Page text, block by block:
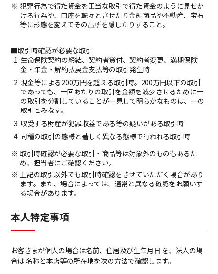
犯罪行為で得た資金を正当な取引で得た資金のように見せか
ける行為や、口座を転々とさせたり金融商品や不動産、宝石
等に形態を変えてその出所を隠したりすること。
■取引時確認が必要な取引
生命保険契約の締結、契約者貸付、契約者変更、満期保険
金・年金・解約払戻金支払等の取引発生時
現金等による200万円を超える取引時。200万円以下の取引
であっても、一回あたりの取引を金額を減少させるために一
の取引を分割していることが一見して明らかなものは、一の
取引とみなす。
収受する財産が犯罪収益である等の疑いがある取引時
同種の取引の態様と著しく異なる態様で行われる取引時
取引時確認が必要な取引・商品等は対象外のものもあるた
め、担当者にご確認ください。
上記の取引以外でも取引時確認をさせていただく場合があり
ます。また、場合によっては、通常と異なる確認をお願いす
る場合があります。
本人特定事項
お客さまが個人の場合は名前、住居及び生年月日 を、法人の場
合は 名称と本店等の所在地を次の方法で確認します。